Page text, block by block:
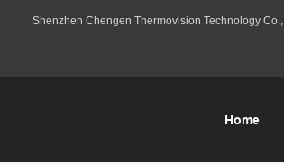
Shenzhen Chengen Thermovision Technology
Home